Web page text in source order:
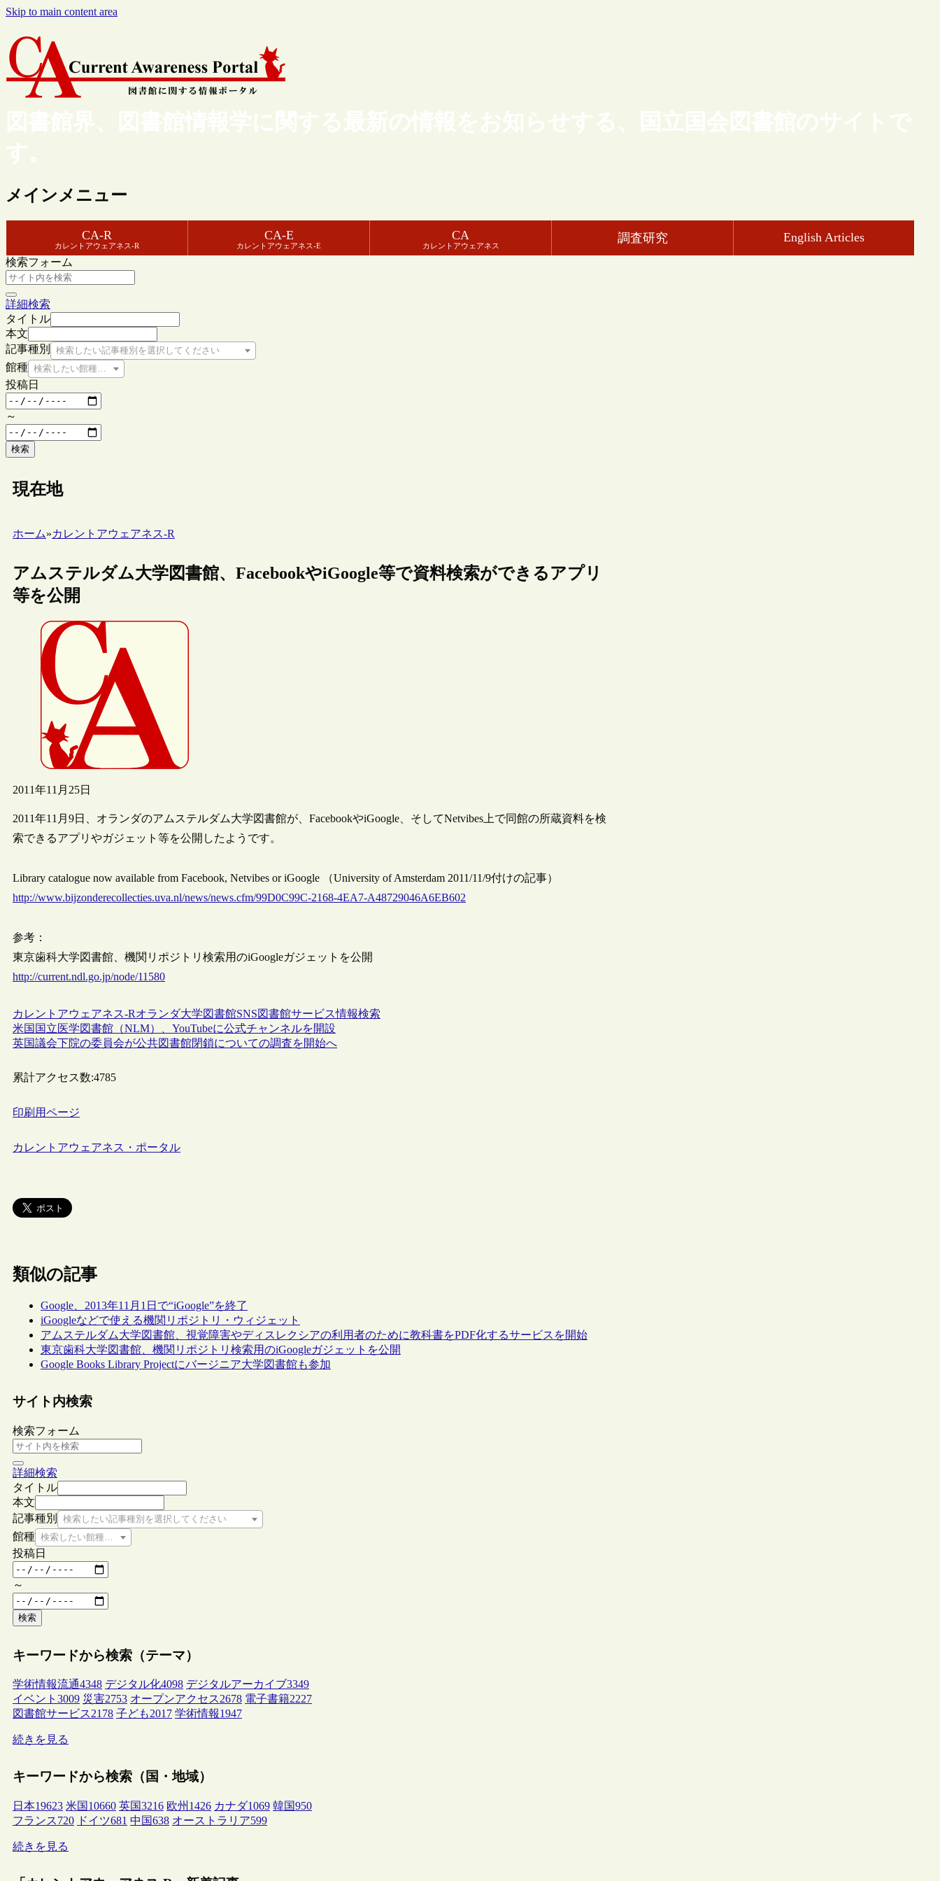
Skip to main content area
図書館界、図書館情報学に関する最新の情報をお知らせする、国立国会図書館のサイトで
す。
メインメニュー
CA-R
カレントアウェアネス-R
CA-E
カレントアウェアネス-E
CA
カレントアウェアネス
調査研究 English Articles
検索フォーム
詳細検索
タイトル
本文
記事種別
検索したい記事種別を選択してください
館種 検索したい館種を選択してください
投稿日
～
検索
現在地
ホーム»カレントアウェアネス-R
アムステルダム大学図書館、FacebookやiGoogle等で資料検索ができるアプリ
等を公開
2011年11月25日
2011年11月9日、オランダのアムステルダム大学図書館が、FacebookやiGoogle、そしてNetvibes上で同館の所蔵資料を検
索できるアプリやガジェット等を公開したようです。
Library catalogue now available from Facebook, Netvibes or iGoogle （University of Amsterdam 2011/11/9付けの記事）
http://www.bijzonderecollecties.uva.nl/news/news.cfm/99D0C99C-2168-4EA7-A48729046A6EB602
参考：
東京歯科大学図書館、機関リポジトリ検索用のiGoogleガジェットを公開
http://current.ndl.go.jp/node/11580
カレントアウェアネス-Rオランダ大学図書館SNS図書館サービス情報検索
米国国立医学図書館（NLM）、YouTubeに公式チャンネルを開設
英国議会下院の委員会が公共図書館閉鎖についての調査を開始へ
累計アクセス数:4785
印刷用ページ
カレントアウェアネス・ポータル
類似の記事
Google、2013年11月1日で“iGoogle”を終了
iGoogleなどで使える機関リポジトリ・ウィジェット
アムステルダム大学図書館、視覚障害やディスレクシアの利用者のために教科書をPDF化するサービスを開始
東京歯科大学図書館、機関リポジトリ検索用のiGoogleガジェットを公開
Google Books Library Projectにバージニア大学図書館も参加
サイト内検索
検索フォーム
詳細検索
タイトル
本文
記事種別
検索したい記事種別を選択してください
館種 検索したい館種を選択してください
投稿日
～
検索
キーワードから検索（テーマ）
学術情報流通4348 デジタル化4098 デジタルアーカイブ3349
イベント 3009 災害2753 オープンアクセス2678 電子書籍2227
図書館サービス2178 子ども2017 学術情報1947
続きを見る
キーワードから検索（国・地域）
日本19623 米国 10660 英国3216 欧州 1426 カナダ1069 韓国950
フランス720 ドイツ681 中国638 オーストラリア599
続きを見る